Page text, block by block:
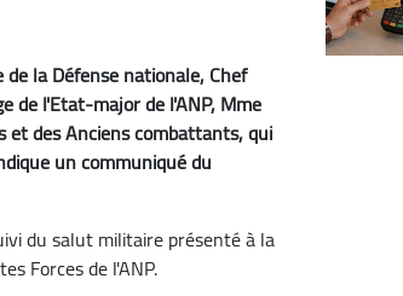
la Défense nationale, Chef
de l'Etat-major de l'ANP, Mme
et des Anciens combattants, qui
un communiqué du
du salut militaire présenté à la
Forces de l'ANP.